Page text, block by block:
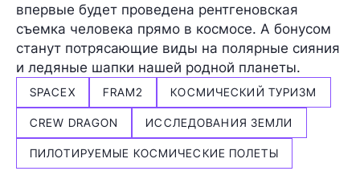
впервые будет проведена рентгеновская
съемка человека прямо в космосе. А бонусом
станут потрясающие виды на полярные сияния
и ледяные шапки нашей родной планеты.
SPACEX FRAM2 КОСМИЧЕСКИЙ ТУРИЗМ
CREW DRAGON ИССЛЕДОВАНИЯ ЗЕМЛИ
ПИЛОТИРУЕМЫЕ КОСМИЧЕСКИЕ ПОЛЕТЫ